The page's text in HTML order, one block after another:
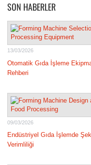
SON HABERLER
13/03/2026
Otomatik Gıda İşleme
Rehberi
09/03/2026
Endüstriyel Gıda İşlemde
Verimliliği